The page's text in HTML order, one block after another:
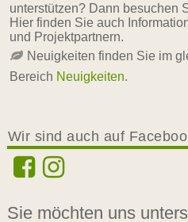
unterstützen? Dann besuchen
Hier finden Sie auch
und Projektpartnern.
Neuigkeiten finden Sie im
Bereich Neuigkeiten.
Wir sind auch auf
Sie möchten uns